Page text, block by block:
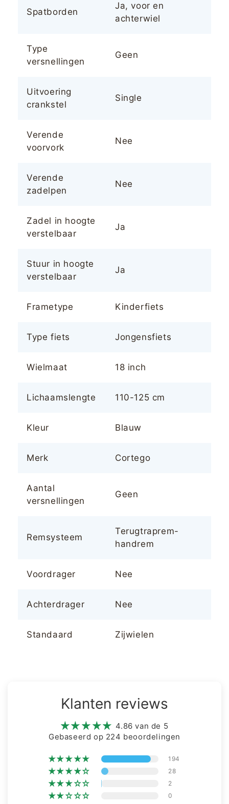
Spatborden
Ja, voor en
achterwiel
Type
versnellingen
Geen
Uitvoering
crankstel
Single
Verende
voorvork
Nee
Verende
zadelpen
Nee
Zadel in hoogte
verstelbaar
Ja
Stuur in hoogte
verstelbaar
Ja
Frametype Kinderfiets
Type fiets Jongensfiets
Wielmaat 18 inch
Lichaamslengte 110-125 cm
Kleur Blauw
Merk Cortego
Aantal
versnellingen
Geen
Remsysteem
Terugtraprem-
handrem
Voordrager Nee
Achterdrager Nee
Standaard Zijwielen
Klanten reviews
4.86 van de 5
Gebaseerd op 224 beoordelingen
194
28
2
0